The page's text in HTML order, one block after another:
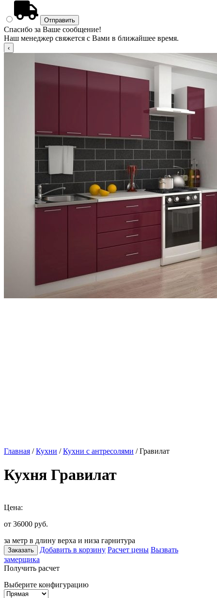
Спасибо за Ваше сообщение!
Наш менеджер свяжется с Вами в ближайшее время.
Главная /Кухни /Кухни с антресолями / Гравилат
Кухня Гравилат
Цена:
от 36000 руб.
за метр в длину верха и низа гарнитура
Заказать Добавить в корзину Расчет цены Вызвать
замерщика
Получить расчет
Выберите конфигурацию